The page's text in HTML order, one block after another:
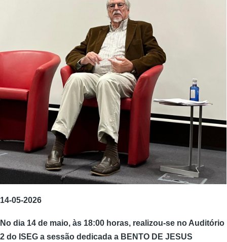
14-05-2026
No dia 14 de maio, às 18:00 horas, realizou-se no Auditório
2 do ISEG a sessão dedicada a BENTO DE JESUS